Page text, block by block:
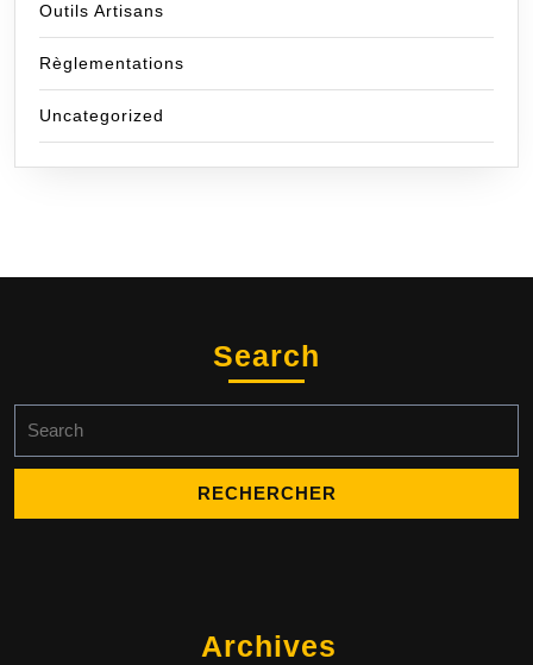
Outils Artisans
Règlementations
Uncategorized
Search
for:
Archives